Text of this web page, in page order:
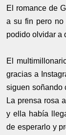
El romance de
a su fin pero no
podido olvidar a
El
gracias a
siguen soñando
La prensa rosa
y ella había
de esperarlo y